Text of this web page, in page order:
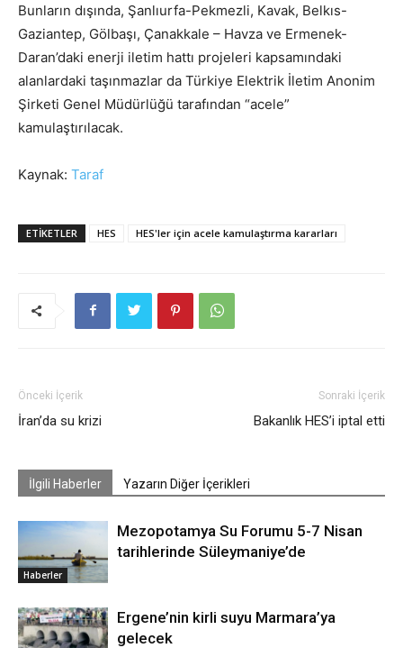
Bunların dışında, Şanlıurfa-Pekmezli, Kavak, Belkıs-
Gaziantep, Gölbaşı, Çanakkale – Havza ve Ermenek-
Daran’daki enerji iletim hattı projeleri kapsamındaki
alanlardaki taşınmazlar da Türkiye Elektrik İletim Anonim
Şirketi Genel Müdürlüğü tarafından “acele”
kamulaştırılacak.
Kaynak: Taraf
ETIKETLER HES HES'ler için acele kamulaştırma kararları
Önceki İçerik
İran’da su krizi
Sonraki İçerik
Bakanlık HES’i iptal etti
İlgili Haberler Yazarın Diğer İçerikleri
Haberler
Mezopotamya Su Forumu 5-7 Nisan
tarihlerinde Süleymaniye’de
Ergene’nin kirli suyu Marmara’ya
gelecek